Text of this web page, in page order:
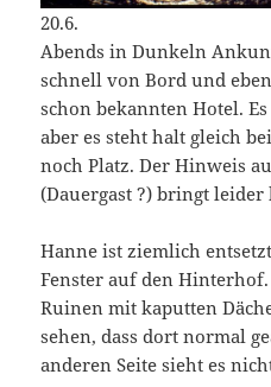
20.6.
Abends in Dunkeln
schnell von Bord und
schon bekannten Hotel.
aber es steht halt gleich
noch Platz. Der Hinweis
(Dauergast ?) bringt leider
Hanne ist ziemlich
Fenster auf den
Ruinen mit kaputten
sehen, dass dort normal
anderen Seite sieht es